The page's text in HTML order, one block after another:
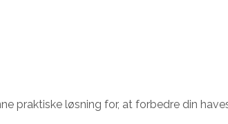
praktiske løsning for, at forbedre din